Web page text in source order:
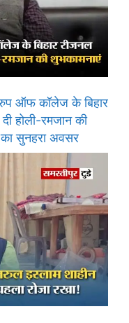
ऑफ कॉलेज के बिहार
होली-रमजान की
सुनहरा अवसर